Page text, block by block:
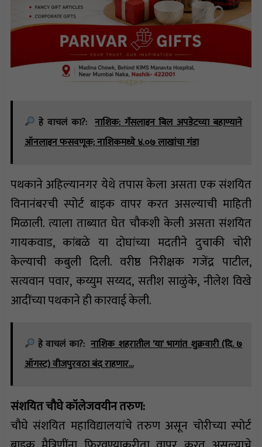
हे वाचलं का?: नाशिक: गॅसलाइन बिल अपडेटच्या बहाण्याने
ऑनलाइन फसवणूक; नाशिकमध्ये ४.०७ लाखांचा गंडा
पथकाने अहिल्यानगर येथे तपास केला असता एक संशयित
विनानंबरची स्पोर्ट बाइक वापर करत असल्याची माहिती
मिळाली. त्याला ताब्यात घेत चौकशी केली असता संशयित
गायकवाड, कांबळे या दोघांच्या मदतीने दुचाकी चोरी
केल्याची कबुली दिली. वरीष्ठ निरीक्षक गजेंद्र पाटील,
सत्यवान पवार, कय्युम सय्यद, सतीश साळुंके, नीलेश विखे
आदींच्या पथकाने ही कारवाई केली.
हे वाचलं का?: नाशिक शहरातील 'या' भागांत शुक्रवारी (दि. ७
ऑगस्ट) वीजपुरवठा बंद राहणार…
संशयित चौघे कॉलेजवयीन तरुण:
चौघे संशयित महाविद्यालयांचे तरुण असून चोरीच्या स्पोर्ट